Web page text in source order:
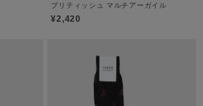
ブリティッシュ マルチアーガイル
¥2,420